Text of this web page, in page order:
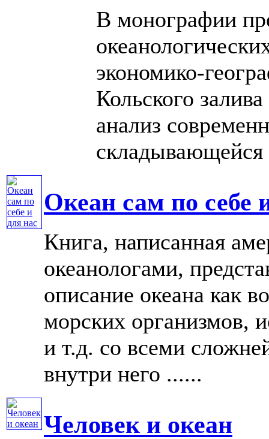
В монографии
экономико-
Кольского
анализ
складывающейся
Океан сам по себе
Книга, написанная
океанологами,
описание океана как
морских организмов,
и т.д. со всеми
внутри него ......
Человек и океан